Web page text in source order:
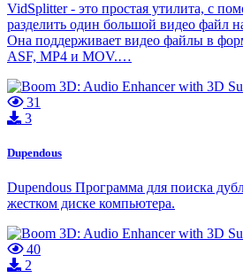
VidSplitter - это простая утилита, с
разделить один большой видео файл
Она поддерживает видео файлы в
ASF, MP4 и MOV.…
31
3
Dupendous
Dupendous Программа для поиска
жестком диске компьютера.
40
2